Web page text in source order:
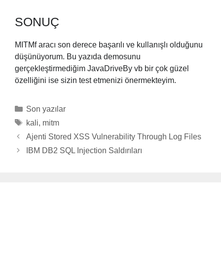
SONUÇ
MITMf aracı son derece başarılı ve kullanışlı olduğunu
düşünüyorum. Bu yazıda demosunu
gerçekleştirmediğim JavaDriveBy vb bir çok güzel
özelliğini ise sizin test etmenizi önermekteyim.
Categories
Son yazılar
Tags
kali, mitm
Ajenti Stored XSS Vulnerability Through Log Files
IBM DB2 SQL Injection Saldırıları